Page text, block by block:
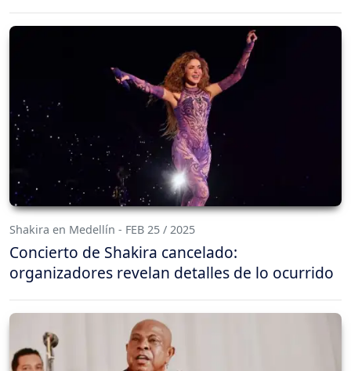
Shakira en Medellín - FEB 25 / 2025
Concierto de Shakira cancelado:
organizadores revelan detalles de lo ocurrido